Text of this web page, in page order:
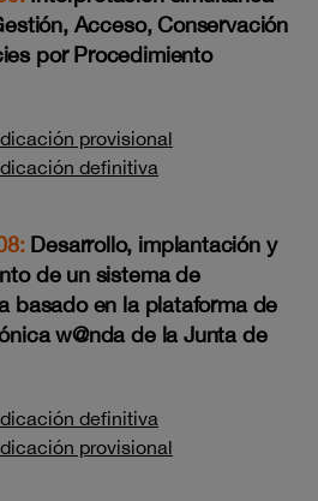
Acceso, Conservación
por Procedimiento
provisional
definitiva
Desarrollo, implantación y
de un sistema de
basado en la plataforma de
w@nda de la Junta de
definitiva
provisional